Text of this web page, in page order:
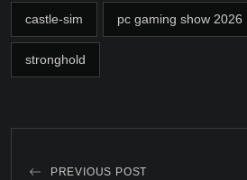
castle-sim pc gaming show 2026
stronghold
PREVIOUS POST